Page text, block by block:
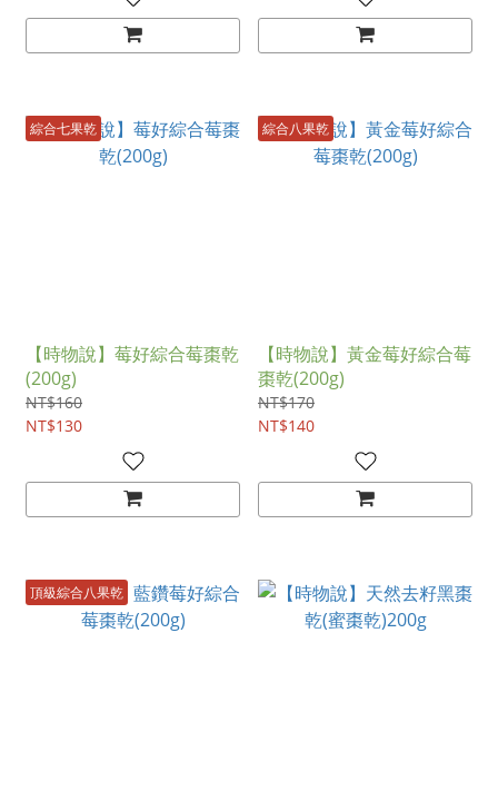
綜合七果乾
【時物說】莓好綜合莓棗乾
(200g)
NT$160
NT$130
綜合八果乾
【時物說】黃金莓好綜合莓
棗乾(200g)
NT$170
NT$140
頂級綜合八果乾